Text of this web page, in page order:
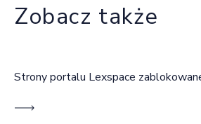
Zobacz także
Strony portalu Lexspace